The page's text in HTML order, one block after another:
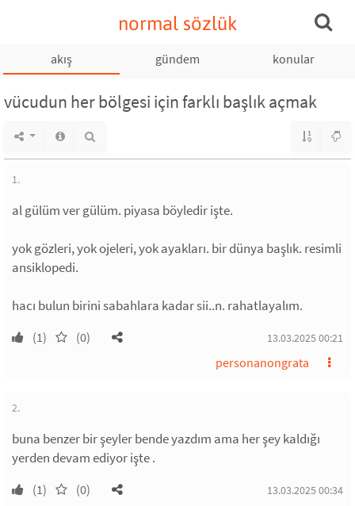
normal sözlük
akış gündem konular
vücudun her bölgesi için farklı başlık açmak
1.
al gülüm ver gülüm. piyasa böyledir işte.
yok gözleri, yok ojeleri, yok ayakları. bir dünya başlık. resimli
ansiklopedi.
hacı bulun birini sabahlara kadar sii..n. rahatlayalım.
(1) (0) 13.03.2025 00:21
personanongrata
2.
buna benzer bir şeyler bende yazdım ama her şey kaldığı
yerden devam ediyor işte .
(1) (0) 13.03.2025 00:34